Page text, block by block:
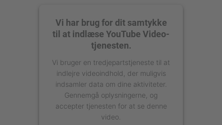
Vi har brug for dit samtykke
til at indlæse YouTube Video-
tjenesten.
Vi bruger en tredjepartstjeneste til at
indlejre videoindhold, der muligvis
indsamler data om dine aktiviteter.
Gennemgå oplysningerne, og
accepter tjenesten for at se denne
video.